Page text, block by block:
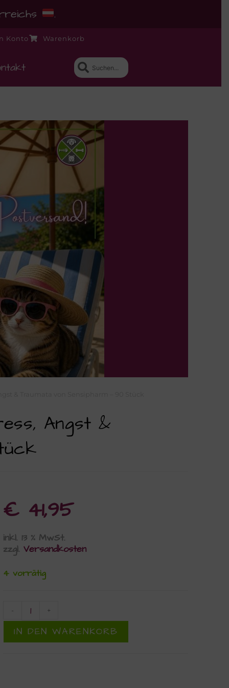
.
Konto Warenkorb
Angst &
€ 41,95
inkl. 13 % MwSt.
zzgl.Versandkosten
4 vorrätig
- +
IN DEN WARENKORB